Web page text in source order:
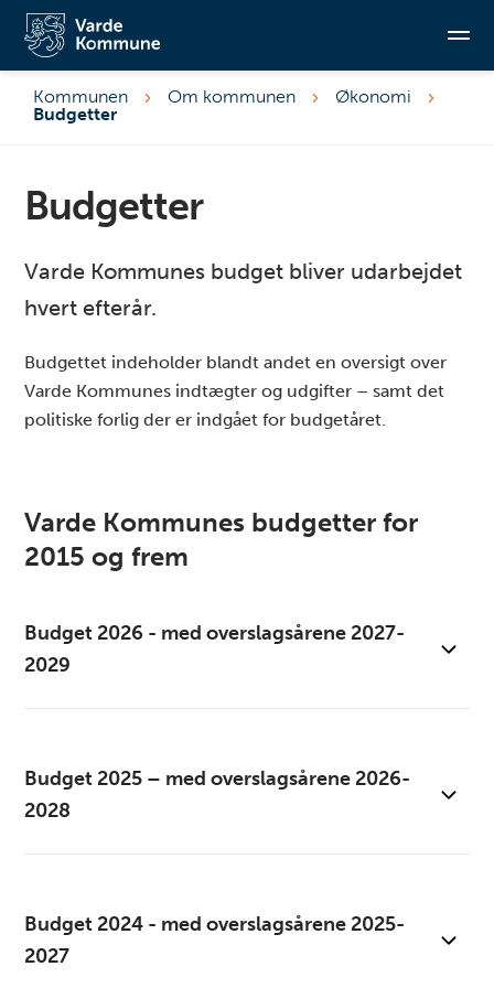
Kommunen Om kommunen
Økonomi
Budgetter
Budgetter
Varde Kommunes budget bliver udarbejdet
hvert efterår.
Budgettet indeholder blandt andet en oversigt over
Varde Kommunes indtægter og udgifter – samt det
politiske forlig der er indgået for budgetåret.
Varde Kommunes budgetter for
2015 og frem
Budget 2026 - med overslagsårene 2027-
2029
2026.
Budget 2026 (åbner i nyt vindue)
Budget 2025 – med overslagsårene 2026-
2028
2025.
Budget 2025 (åbner i nyt vindue)
Budget 2024 - med overslagsårene 2025-
2027